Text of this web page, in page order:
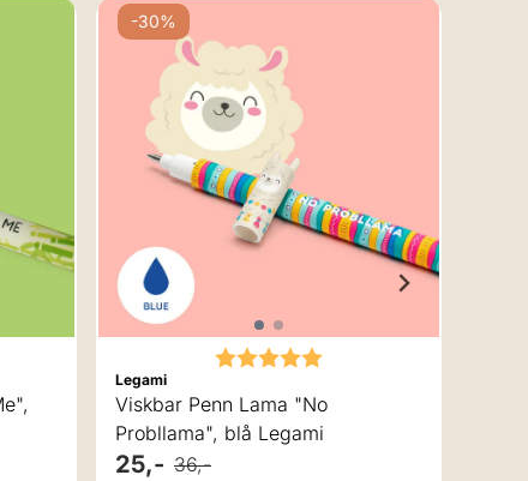
-30%
Karakter:
Legami
Viskbar Penn Lama "No
Probllama", blå Legami
25,- 36,-